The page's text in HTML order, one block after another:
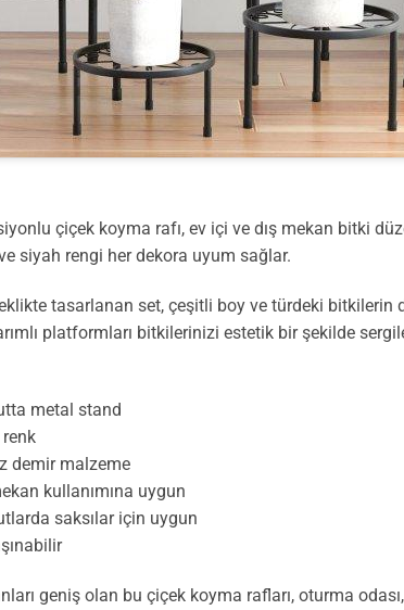
çiçek koyma rafı, ev içi ve dış mekan bitki
ve siyah rengi her dekora uyum sağlar.
tasarlanan set, çeşitli boy ve türdeki
platformları bitkilerinizi estetik bir şekilde
metal stand
demir malzeme
kullanımına uygun
saksılar için uygun
geniş olan bu çiçek koyma rafları, oturma